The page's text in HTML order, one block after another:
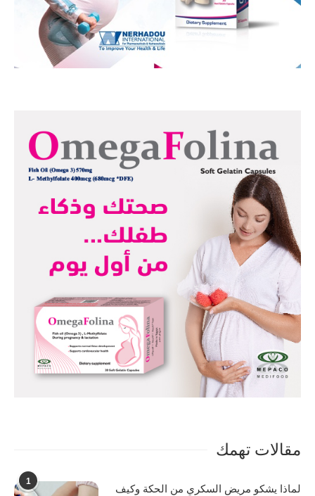
مقالات تهمك
1
لماذا يشكو مريض السكري من الحكة وكيف